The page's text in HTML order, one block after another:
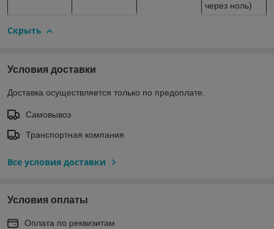
через ноль)
Скрыть
Условия доставки
Доставка осуществляется только по предоплате.
Самовывоз
Транспортная компания
Все условия доставки
Условия оплаты
Оплата по реквизитам